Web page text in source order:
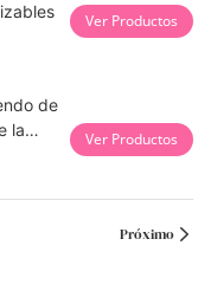
Ver Productos
de
la
Ver Productos
Próximo